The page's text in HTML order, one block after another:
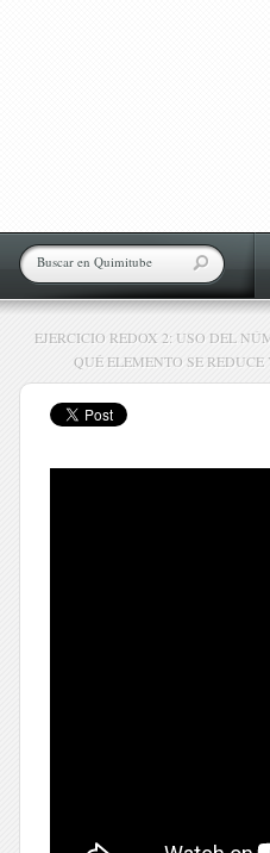
EJERCICIO REDOX 2: USO DEL
QUÉ ELEMENTO SE